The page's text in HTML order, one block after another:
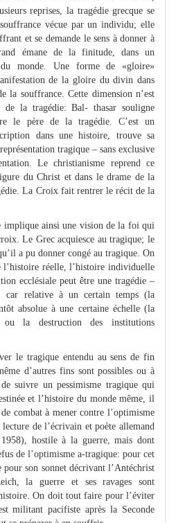
reprises, la tragédie grecque se
vécue par un individu; elle
et se demande le sens à donner à
émane de la finitude, dans un
du monde. Une forme de «gloire»
de la gloire du divin dans
la souffrance. Cette dimension n’est
de la tragédie: Bal- thasar souligne
le père de la tragédie. C’est un
dans une histoire, trouve sa
tragique – sans exclusive
Le christianisme reprend ce
du Christ et dans le drame de la
La Croix fait rentrer le récit de la
implique ainsi une vision de la foi qui
Le Grec acquiesce au tragique; le
a pu donner congé au tragique. On
réelle, l’histoire individuelle
ecclésiale peut être une tragédie –
car relative à un certain temps (la
absolue à une certaine échelle (la
ou la destruction des institutions
le tragique entendu au sens de fin
d’autres fins sont possibles ou à
suivre un pessimisme tragique qui
et l’histoire du monde même, il
combat à mener contre l’optimisme
de l’écrivain et poète allemand
hostile à la guerre, mais dont
de l’optimisme a-tragique: pour cet
pour son sonnet décrivant l’Antéchrist
la guerre et ses ravages sont
On doit tout faire pour l’éviter
militant pacifiste après la Seconde